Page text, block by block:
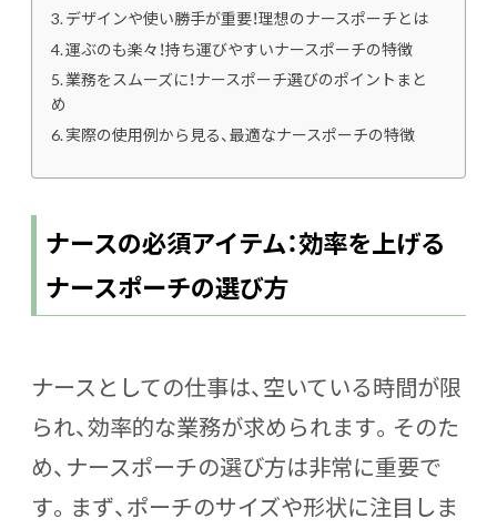
デザインや使い勝手が重要！理想のナースポーチとは
運ぶのも楽々！持ち運びやすいナースポーチの特徴
業務をスムーズに！ナースポーチ選びのポイントまと
め
実際の使用例から見る、最適なナースポーチの特徴
ナースの必須アイテム：効率を上げる
ナースポーチの選び方
ナースとしての仕事は、空いている時間が限
られ、効率的な業務が求められます。そのた
め、ナースポーチの選び方は非常に重要で
す。まず、ポーチのサイズや形状に注目しま